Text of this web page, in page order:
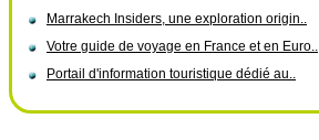
Marrakech Insiders, une exploration origin..
Votre guide de voyage en France et en Euro..
Portail d'information touristique dédié au..